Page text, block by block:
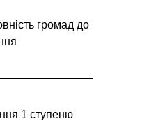
громад до
1 ступеню